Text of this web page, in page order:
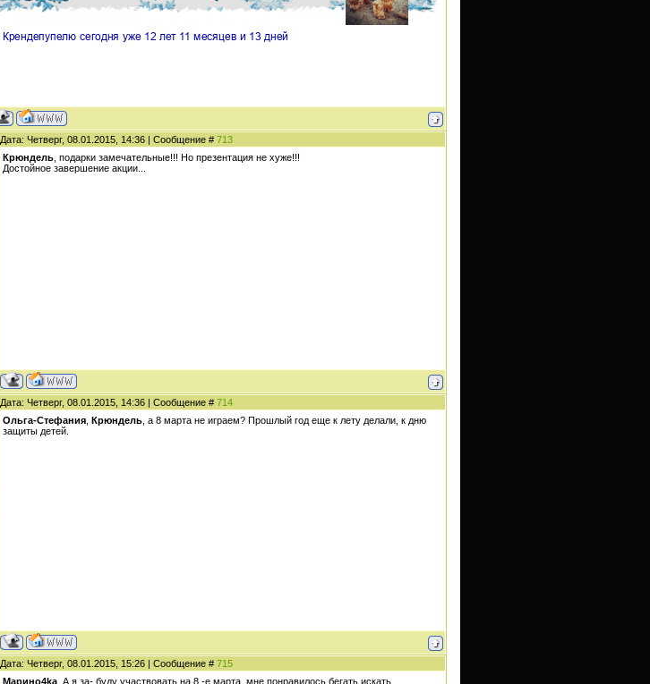
Дата: Четверг, 08.01.2015, 14:36 | Сообщение # 713
Крюндель , подарки замечательные!!! Но презентация не хуже!!!
Достойное завершение акции...
Дата: Четверг, 08.01.2015, 14:36 | Сообщение # 714
Ольга-Стефания Крюндель , а 8 марта не играем? Прошлый год еще к лету делали, к дню
защиты детей.
Дата: Четверг, 08.01.2015, 15:26 | Сообщение # 715
Марино4kа , А я за- буду участвовать на 8 -е марта, мне понравилось бегать искать,